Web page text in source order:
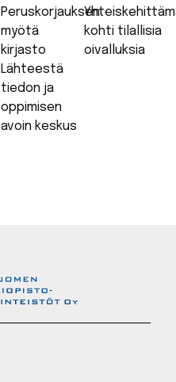
Peruskorjauksen
myötä
kirjasto
Lähteestä
tiedon ja
oppimisen
avoin keskus
kohti tilallisia
oivalluksia